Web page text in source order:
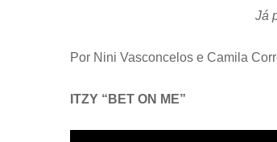
Já
Por Nini Vasconcelos e Camila
ITZY “BET ON ME”